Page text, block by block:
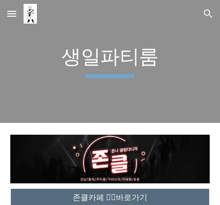
Skip to main content Skip to navigation
생일파티룸
존클카페 ❤️‍🔥바로가기